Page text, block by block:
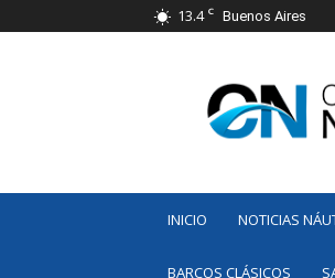
13.4 C Buenos Aires
INICIO NOTICIAS
BARCOS CLÁSICOS